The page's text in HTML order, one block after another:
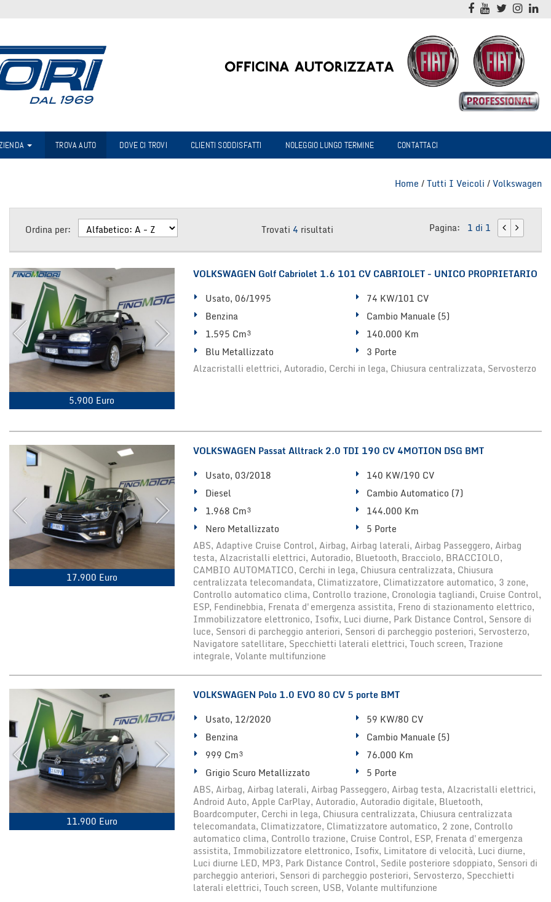
TROVA AUTO DOVE CI TROVI CLIENTI SODDISFATTI NOLEGGIO LUNGO TERMINE CONTATTACI
Home /Tutti I Veicoli /Volkswagen
Ordina per: Trovati 4 risultati Pagina: 1 di 1
5.900 Euro
VOLKSWAGEN Golf Cabriolet 1.6 101 CV CABRIOLET - UNICO PROPRIETARIO
Usato, 06/1995
74 KW/101 CV
Benzina
Cambio Manuale (5)
1.595 Cm³
140.000 Km
Blu Metallizzato
3 Porte
Alzacristalli elettrici, Autoradio, Cerchi in lega, Chiusura centralizzata, Servosterzo
17.900 Euro
VOLKSWAGEN Passat Alltrack 2.0 TDI 190 CV 4MOTION DSG BMT
Usato, 03/2018
140 KW/190 CV
Diesel
Cambio Automatico (7)
1.968 Cm³
144.000 Km
Nero Metallizzato
5 Porte
ABS, Adaptive Cruise Control, Airbag, Airbag laterali, Airbag Passeggero, Airbag
testa, Alzacristalli elettrici, Autoradio, Bluetooth, Bracciolo, BRACCIOLO,
CAMBIO AUTOMATICO, Cerchi in lega, Chiusura centralizzata, Chiusura
centralizzata telecomandata, Climatizzatore, Climatizzatore automatico, 3 zone,
Controllo automatico clima, Controllo trazione, Cronologia tagliandi, Cruise Control,
ESP, Fendinebbia, Frenata d'emergenza assistita, Freno di stazionamento elettrico,
Immobilizzatore elettronico, Isofix, Luci diurne, Park Distance Control, Sensore di
luce, Sensori di parcheggio anteriori, Sensori di parcheggio posteriori, Servosterzo,
Navigatore satellitare, Specchietti laterali elettrici, Touch screen, Trazione
integrale, Volante multifunzione
11.900 Euro
VOLKSWAGEN Polo 1.0 EVO 80 CV 5 porte BMT
Usato, 12/2020
59 KW/80 CV
Benzina
Cambio Manuale (5)
999 Cm³
76.000 Km
Grigio Scuro Metallizzato
5 Porte
ABS, Airbag, Airbag laterali, Airbag Passeggero, Airbag testa, Alzacristalli elettrici,
Android Auto, Apple CarPlay, Autoradio, Autoradio digitale, Bluetooth,
Boardcomputer, Cerchi in lega, Chiusura centralizzata, Chiusura centralizzata
telecomandata, Climatizzatore, Climatizzatore automatico, 2 zone, Controllo
automatico clima, Controllo trazione, Cruise Control, ESP, Frenata d'emergenza
assistita, Immobilizzatore elettronico, Isofix, Limitatore di velocità, Luci diurne,
Luci diurne LED, MP3, Park Distance Control, Sedile posteriore sdoppiato, Sensori di
parcheggio anteriori, Sensori di parcheggio posteriori, Servosterzo, Specchietti
laterali elettrici, Touch screen, USB, Volante multifunzione